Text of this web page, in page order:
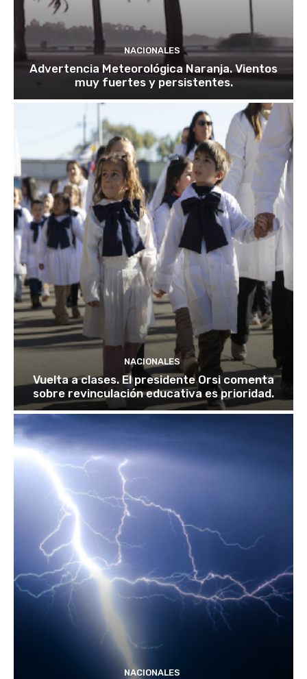
NACIONALES
Advertencia Meteorológica Naranja. Vientos
muy fuertes y persistentes.
NACIONALES
Vuelta a clases. El presidente Orsi comenta
sobre revinculación educativa es prioridad.
NACIONALES